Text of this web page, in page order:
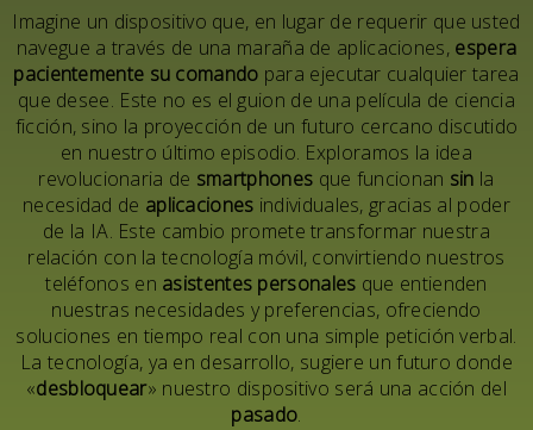
Imagine un dispositivo que, en lugar de requerir que usted
navegue a través de una maraña de aplicaciones, espera
pacientemente su comando para ejecutar cualquier tarea
que desee. Este no es el guion de una película de ciencia
ficción, sino la proyección de un futuro cercano discutido
en nuestro último episodio. Exploramos la idea
revolucionaria de smartphones que funcionan sin la
necesidad de aplicaciones individuales, gracias al poder
de la IA. Este cambio promete transformar nuestra
relación con la tecnología móvil, convirtiendo nuestros
teléfonos en asistentes personales que entienden
nuestras necesidades y preferencias, ofreciendo
soluciones en tiempo real con una simple petición verbal.
La tecnología, ya en desarrollo, sugiere un futuro donde
«desbloquear» nuestro dispositivo será una acción del
pasado.